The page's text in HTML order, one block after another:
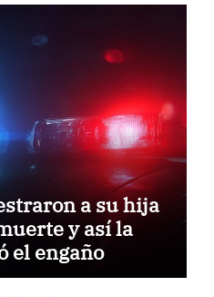
a su hija
y así la
el engaño